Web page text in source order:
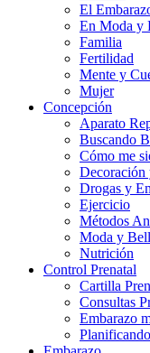
El
En Moda y
Familia
Fertilidad
Mente y
Mujer
Concepción
Aparato
Buscando
Cómo me
Decoración
Drogas y
Ejercicio
Métodos
Moda y
Nutrición
Control Prenatal
Cartilla
Consultas
Embarazo